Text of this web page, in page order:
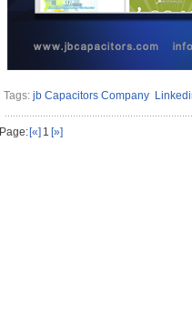
Tags: jb Capacitors Company
Page: [«] 1 [»]